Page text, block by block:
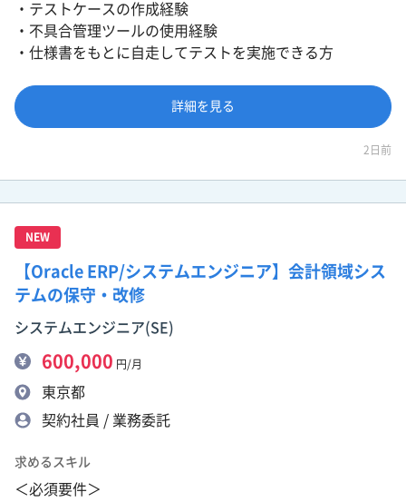
・テストケースの作成経験
・不具合管理ツールの使用経験
・仕様書をもとに自走してテストを実施できる方
詳細を見る
2日前
NEW
【Oracle ERP/システムエンジニア】会計領域シス
テムの保守・改修
システムエンジニア(SE)
600,000 円/月
東京都
契約社員 / 業務委託
求めるスキル
＜必須要件＞